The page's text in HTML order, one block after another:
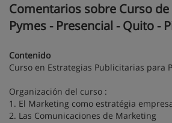
Comentarios sobre Curso
Pymes - Presencial - Quito -
Contenido
Curso en Estrategias Publicitarias para
Organización del curso :
1. El Marketing como estratégia
2. Las Comunicaciones de Marketing